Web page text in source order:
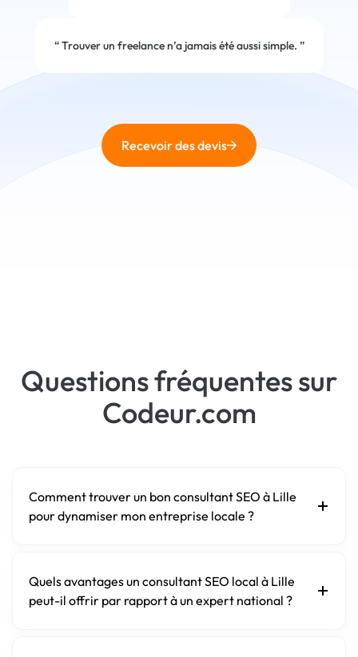
“Trouver un freelance n’a jamais été aussi simple. ”
Recevoir des devis
Questions fréquentes sur
Codeur.com
Comment trouver un bon consultant SEO à Lille
pour dynamiser mon entreprise locale ?
Quels avantages un consultant SEO local à Lille
peut-il offrir par rapport à un expert national ?